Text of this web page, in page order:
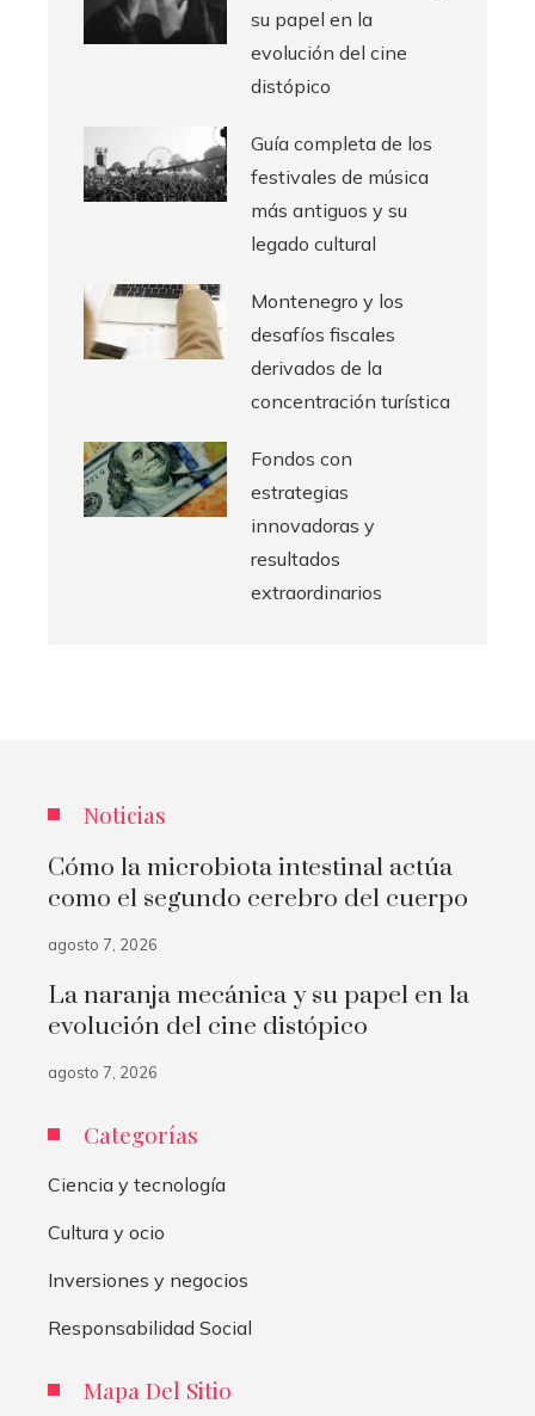
su papel en la
evolución del cine
distópico
Guía completa de los
festivales de música
más antiguos y su
legado cultural
Montenegro y los
desafíos fiscales
derivados de la
concentración turística
Fondos con
estrategias
innovadoras y
resultados
extraordinarios
Noticias
Cómo la microbiota intestinal actúa
como el segundo cerebro del cuerpo
agosto 7, 2026
La naranja mecánica y su papel en la
evolución del cine distópico
agosto 7, 2026
Categorías
Ciencia y tecnología
Cultura y ocio
Inversiones y negocios
Responsabilidad Social
Mapa Del Sitio